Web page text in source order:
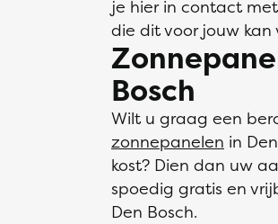
je hier in contact
die dit voor jouw kan
Bosch
Wilt u graag een
zonnepanelen in
kost? Dien dan uw
spoedig gratis en
Den Bosch.